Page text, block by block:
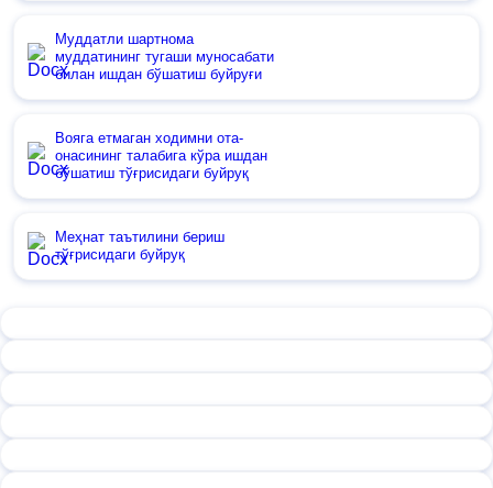
Муддатли шартнома
муддатининг тугаши муносабати
билан ишдан бўшатиш буйруғи
Вояга етмаган ходимни ота-
онасининг талабига кўра ишдан
бўшатиш тўғрисидаги буйруқ
Меҳнат таътилини бериш
тўғрисидаги буйруқ